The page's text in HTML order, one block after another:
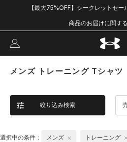
【最大75%OFF】シークレットセ
商品のお届けに関す
メンズ トレーニング Tシャツ
絞り込み検索
選択中の条件： メンズ トレーニング